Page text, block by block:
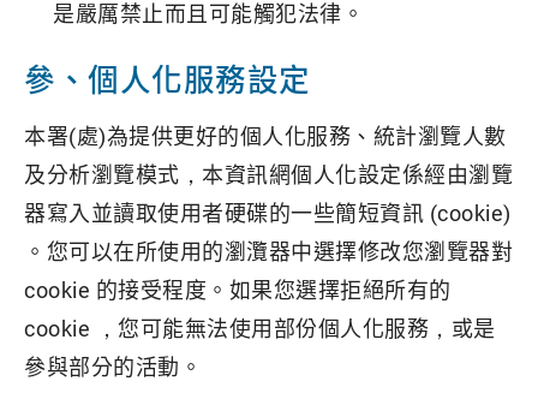
是嚴厲禁止而且可能觸犯法律。
參、個人化服務設定
本署(處)為提供更好的個人化服務、統計瀏覽人數
及分析瀏覽模式，本資訊網個人化設定係經由瀏覽
器寫入並讀取使用者硬碟的一些簡短資訊 (cookie)
。您可以在所使用的瀏灠器中選擇修改您瀏覽器對
cookie 的接受程度。如果您選擇拒絕所有的
cookie ，您可能無法使用部份個人化服務，或是
參與部分的活動。